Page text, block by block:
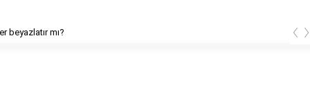
lazer yapılır mı? ‹ ›